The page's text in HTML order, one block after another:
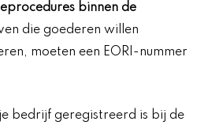
binnen de
die goederen willen
moeten een EORI-nummer
bedrijf geregistreerd is bij de